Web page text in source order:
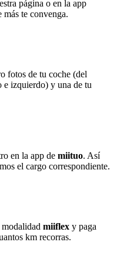
página o en la app
te convenga.
fotos de tu coche (del
e izquierdo) y una de tu
en la app de miituo. Así
el cargo correspondiente.
miiflex y paga
km recorras.